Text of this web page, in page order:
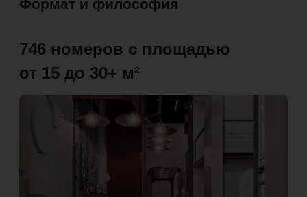
комплекса
Мы создаём среду, где резиденты
объединены ценностями развития,
образования, цифровых технологий
и активного образа жизни.
Презентация для инвестора